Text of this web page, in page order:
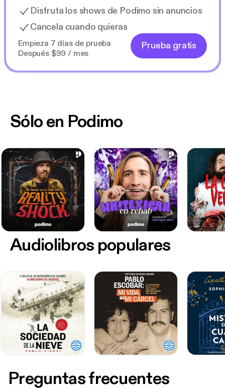
Disfruta los shows de Podimo sin anuncios
Cancela cuando quieras
Empieza 7 días de prueba
Después $99 / mes
Prueba gratis
Sólo en Podimo
Audiolibros populares
Preguntas frecuentes